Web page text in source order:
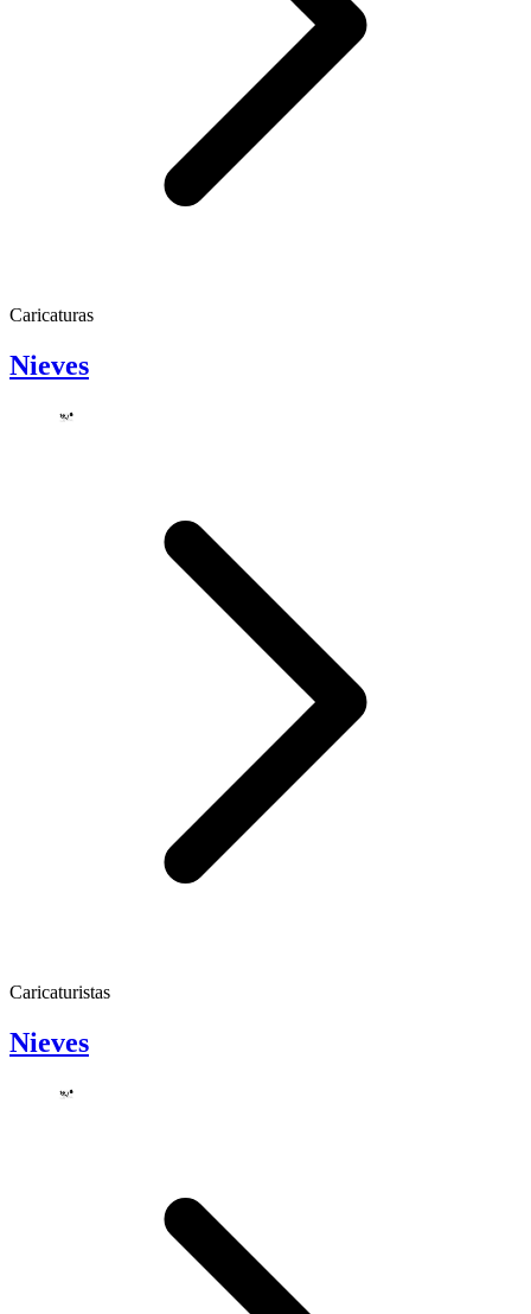
Caricaturas
Nieves
Caricaturistas
Nieves